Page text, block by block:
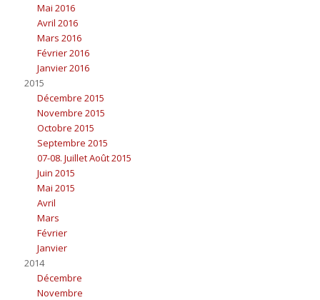
Mai 2016
Avril 2016
Mars 2016
Février 2016
Janvier 2016
2015
Décembre 2015
Novembre 2015
Octobre 2015
Septembre 2015
07-08. Juillet Août 2015
Juin 2015
Mai 2015
Avril
Mars
Février
Janvier
2014
Décembre
Novembre